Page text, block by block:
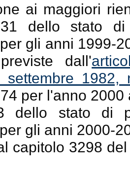
ai maggiori
dello stato di
gli anni 1999-
dall'
settembre 1982,
per l'anno
dello stato di
gli anni 2000-
capitolo 3298